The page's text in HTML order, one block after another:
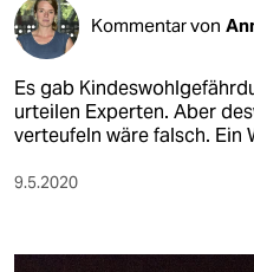
Kommentar von
Es gab
urteilen Experten. Aber
verteufeln wäre falsch. Ein
9.5.2020